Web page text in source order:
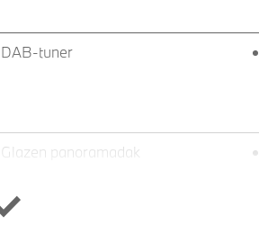
DAB-tuner
Glazen panoramadak
Trekhaak elektrisch uitklapbaar